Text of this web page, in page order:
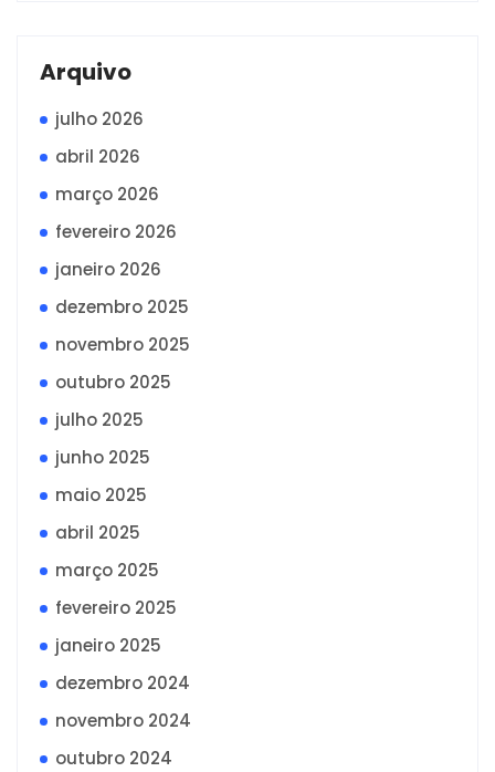
Arquivo
julho 2026
abril 2026
março 2026
fevereiro 2026
janeiro 2026
dezembro 2025
novembro 2025
outubro 2025
julho 2025
junho 2025
maio 2025
abril 2025
março 2025
fevereiro 2025
janeiro 2025
dezembro 2024
novembro 2024
outubro 2024